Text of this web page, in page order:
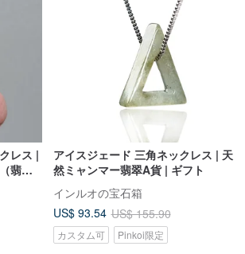
レス |
翡翠A
アイスジェード 三角ネックレス | 天
然ミャンマー翡翠A貨 | ギフト
インルオの宝石箱
US$ 93.54 US$ 155.90
カスタム可 Pinkoi限定